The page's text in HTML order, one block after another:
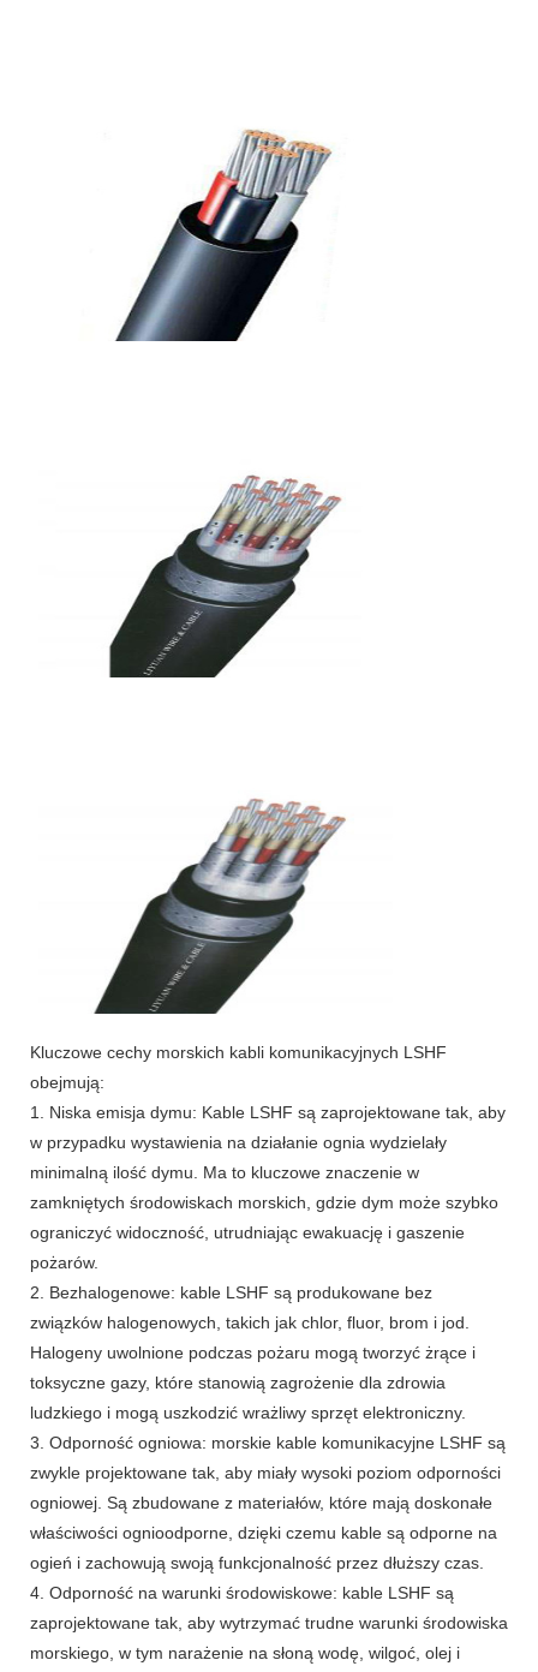
Kluczowe cechy morskich kabli komunikacyjnych LSHF
obejmują:
1. Niska emisja dymu: Kable LSHF są zaprojektowane tak, aby
w przypadku wystawienia na działanie ognia wydzielały
minimalną ilość dymu. Ma to kluczowe znaczenie w
zamkniętych środowiskach morskich, gdzie dym może szybko
ograniczyć widoczność, utrudniając ewakuację i gaszenie
pożarów.
2. Bezhalogenowe: kable LSHF są produkowane bez
związków halogenowych, takich jak chlor, fluor, brom i jod.
Halogeny uwolnione podczas pożaru mogą tworzyć żrące i
toksyczne gazy, które stanowią zagrożenie dla zdrowia
ludzkiego i mogą uszkodzić wrażliwy sprzęt elektroniczny.
3. Odporność ogniowa: morskie kable komunikacyjne LSHF są
zwykle projektowane tak, aby miały wysoki poziom odporności
ogniowej. Są zbudowane z materiałów, które mają doskonałe
właściwości ognioodporne, dzięki czemu kable są odporne na
ogień i zachowują swoją funkcjonalność przez dłuższy czas.
4. Odporność na warunki środowiskowe: kable LSHF są
zaprojektowane tak, aby wytrzymać trudne warunki środowiska
morskiego, w tym narażenie na słoną wodę, wilgoć, olej i